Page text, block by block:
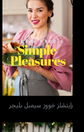
رايتشلز خووز سيمبل بليجر
رايتشلز خووز سيمبل بليجر